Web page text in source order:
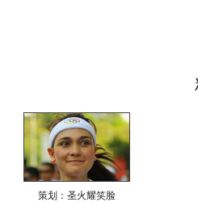
策划：圣火耀笑脸